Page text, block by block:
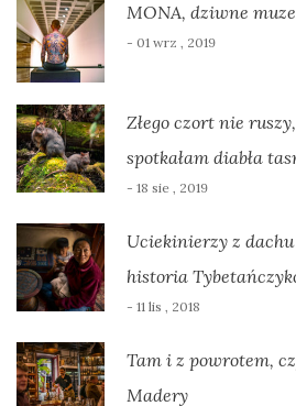
MONA, dziwne
- 01 wrz , 2019
Złego czort nie
spotkałam diabła
- 18 sie , 2019
Uciekinierzy z
historia
- 11 lis , 2018
Tam i z powrotem,
Madery